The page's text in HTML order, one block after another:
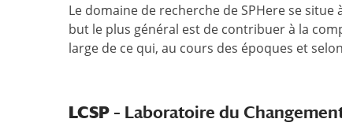
Le domaine de recherche de SPHere se
but le plus général est de contribuer à la
large de ce qui, au cours des époques et
LCSP – Laboratoire du